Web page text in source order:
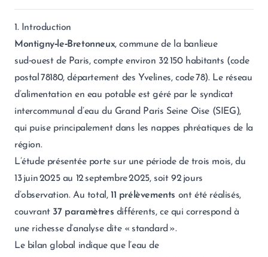
1. Introduction
Montigny‑le‑Bretonneux, commune de la banlieue
sud‑ouest de Paris, compte environ 32 150 habitants (code
postal 78180, département des Yvelines, code 78). Le réseau
d’alimentation en eau potable est géré par le syndicat
intercommunal d’eau du Grand Paris Seine Oise (SIEG),
qui puise principalement dans les nappes phréatiques de la
région.
L’étude présentée porte sur une période de trois mois, du
13 juin 2025 au 12 septembre 2025, soit 92 jours
d’observation. Au total,11 prélèvements ont été réalisés,
couvrant 37 paramètres différents, ce qui correspond à
une richesse d’analyse dite « standard ».
Le bilan global indique que l’eau de